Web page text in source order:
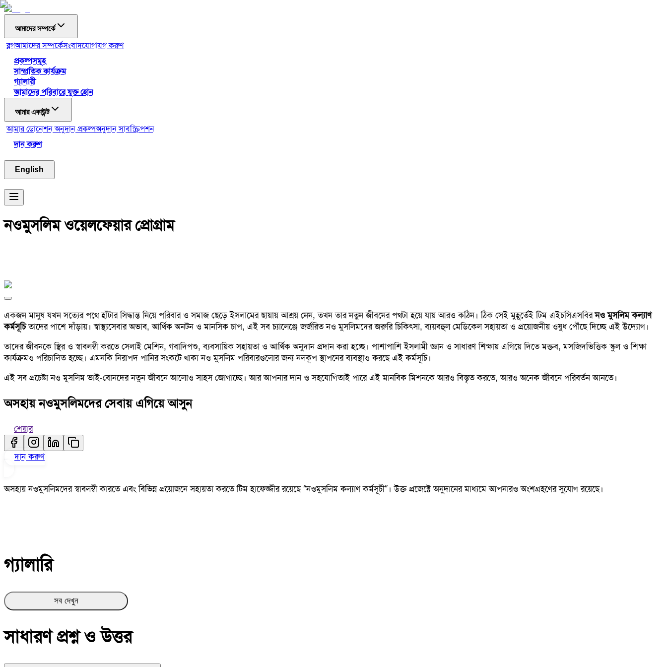
আমাদের সম্পর্কে
ব্লগআমাদের সম্পর্কেসংবাদযোগাযগ করুণ
প্রকল্পসমূহ
সাম্প্রতিক কার্যক্রম
গ্যালারী
আমাদের পরিবারে যুক্ত হোন
আমার একাউন্ট
আমার ডোনেশনঅনুদান প্রকল্পঅনুদান সাবস্ক্রিপশন
দান করুণ
English
নওমুসলিম ওয়েলফেয়ার প্রোগ্রাম
একজন মানুষ যখন সত্যের পথে হাঁটার সিদ্ধান্ত নিয়ে পরিবার ও সমাজ ছেড়ে ইসলামের ছায়ায় আশ্রয় নেন, তখন তার নতুন জীবনের পথটা হয়ে যায় আরও কঠিন। ঠিক সেই মুহূর্তেই টিম এইচসিএসবিরনও মুসলিম কল্যাণ
কর্মসূচিতাদের পাশে দাঁড়ায়। স্বাস্থ্যসেবার অভাব, আর্থিক অনটন ও মানসিক চাপ, এই সব চ্যালেঞ্জে জর্জরিত নও মুসলিমদের জরুরি চিকিৎসা, ব্যয়বহুল মেডিকেল সহায়তা ও প্রয়োজনীয় ওষুধ পৌঁছে দিচ্ছে এই উদ্যোগ।
তাদের জীবনকে স্থির ও স্বাবলম্বী করতে সেলাই মেশিন, গবাদিপশু, ব্যবসায়িক সহায়তা ও আর্থিক অনুদান প্রদান করা হচ্ছে। পাশাপাশি ইসলামী জ্ঞান ও সাধারণ শিক্ষায় এগিয়ে দিতে মক্তব, মসজিদভিত্তিক স্কুল ও শিক্ষা
কার্যক্রমও পরিচালিত হচ্ছে। এমনকি নিরাপদ পানির সংকটে থাকা নও মুসলিম পরিবারগুলোর জন্য নলকূপ স্থাপনের ব্যবস্থাও করছে এই কর্মসূচি।
এই সব প্রচেষ্টা নও মুসলিম ভাই-বোনদের নতুন জীবনে আলোও সাহস জোগাচ্ছে। আর আপনার দান ও সহযোগিতাই পারে এই মানবিক মিশনকে আরও বিস্তৃত করতে, আরও অনেক জীবনে পরিবর্তন আনতে।
অসহায় নওমুসলিমদের সেবায় এগিয়ে আসুন
শেয়ার
দান করুণ
অসহায় নওমুসলিমদের স্বাবলম্বী কারতে এবং বিভিন্ন প্রয়োজনে সহায়তা করতে টিম হাফেজ্জীর রয়েছে “নওমুসলিম কল্যাণ কর্মসূচী”। উক্ত প্রজেক্টে অনুদানের মাধ্যমে আপনারও অংশগ্রহণের সুযোগ রয়েছে।
গ্যালারি
সব দেখুন
সাধারণ প্রশ্ন ও উত্তর